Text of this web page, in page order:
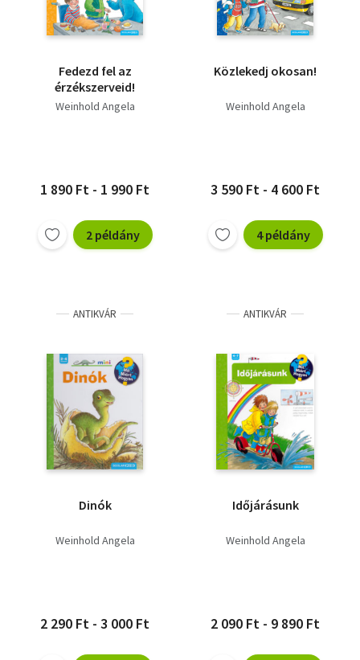
Fedezd fel az
érzékszerveid!
Weinhold Angela
1 890 Ft - 1 990 Ft
2 példány
Közlekedj okosan!
Weinhold Angela
3 590 Ft - 4 600 Ft
4 példány
ANTIKVÁR
Dinók
Weinhold Angela
2 290 Ft - 3 000 Ft
ANTIKVÁR
Időjárásunk
Weinhold Angela
2 090 Ft - 9 890 Ft